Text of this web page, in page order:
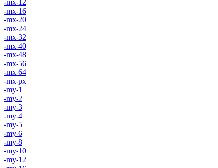
-mx-12
-mx-16
-mx-20
-mx-24
-mx-32
-mx-40
-mx-48
-mx-56
-mx-64
-mx-px
-my-1
-my-2
-my-3
-my-4
-my-5
-my-6
-my-8
-my-10
-my-12